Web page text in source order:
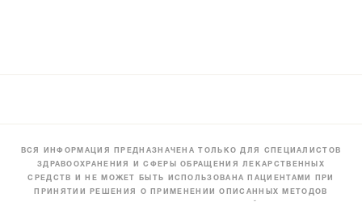
ВСЯ ИНФОРМАЦИЯ ПРЕДНАЗНАЧЕНА ТОЛЬКО ДЛЯ СПЕЦИАЛИСТОВ
ЗДРАВООХРАНЕНИЯ И СФЕРЫ ОБРАЩЕНИЯ ЛЕКАРСТВЕННЫХ
СРЕДСТВ И НЕ МОЖЕТ БЫТЬ ИСПОЛЬЗОВАНА ПАЦИЕНТАМИ ПРИ
ПРИНЯТИИ РЕШЕНИЯ О ПРИМЕНЕНИИ ОПИСАННЫХ МЕТОДОВ